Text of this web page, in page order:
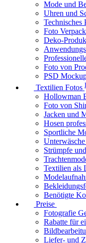
Mode und
Uhren und
Technisches
Foto
Deko-
Foto von
PSD
Textilien Fotos
Hollowman
Foto von
Jacken und
Hosen
Sportliche
Strümpfe
Textilien als
Benötigte
Preise
Fotografie
Rabatte für
Liefer- und